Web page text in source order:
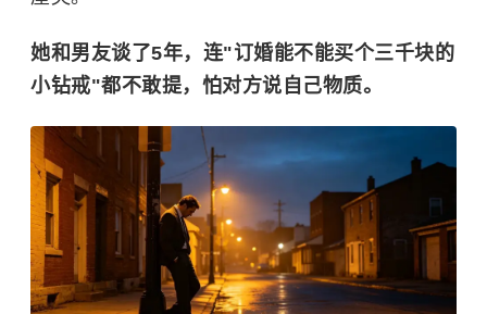
她和男友谈了5年，连"订婚能不能买个三千块的
小钻戒"都不敢提，怕对方说自己物质。